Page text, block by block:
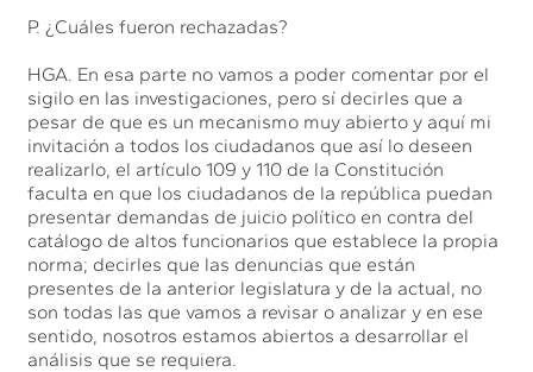
P. ¿Cuáles fueron rechazadas?
HGA. En esa parte no vamos a poder comentar por el
sigilo en las investigaciones, pero sí decirles que a
pesar de que es un mecanismo muy abierto y aquí mi
invitación a todos los ciudadanos que así lo deseen
realizarlo, el artículo 109 y 110 de la Constitución
faculta en que los ciudadanos de la república puedan
presentar demandas de juicio político en contra del
catálogo de altos funcionarios que establece la propia
norma; decirles que las denuncias que están
presentes de la anterior legislatura y de la actual, no
son todas las que vamos a revisar o analizar y en ese
sentido, nosotros estamos abiertos a desarrollar el
análisis que se requiera.